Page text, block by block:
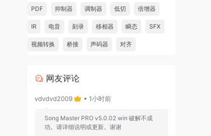
PDF 抑制器 调制器 低切 倍增器
IR 电音 刻录 移相器 瞬态 SFX
视频转换 桥接 声码器 对齐
网友评论
vdvdvd2009 • 1小时前
Song Master PRO v5.0.02 win 破解不成
功。请详细说明或更新。谢谢